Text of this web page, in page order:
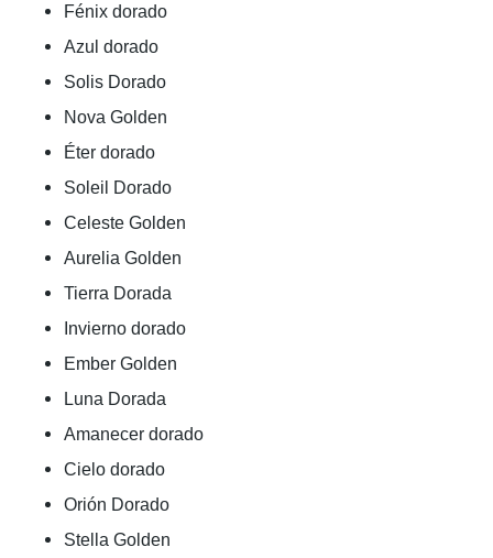
Fénix dorado
Azul dorado
Solis Dorado
Nova Golden
Éter dorado
Soleil Dorado
Celeste Golden
Aurelia Golden
Tierra Dorada
Invierno dorado
Ember Golden
Luna Dorada
Amanecer dorado
Cielo dorado
Orión Dorado
Stella Golden